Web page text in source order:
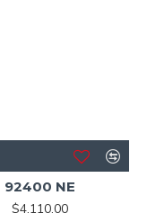
92400 NE
$4,110.00